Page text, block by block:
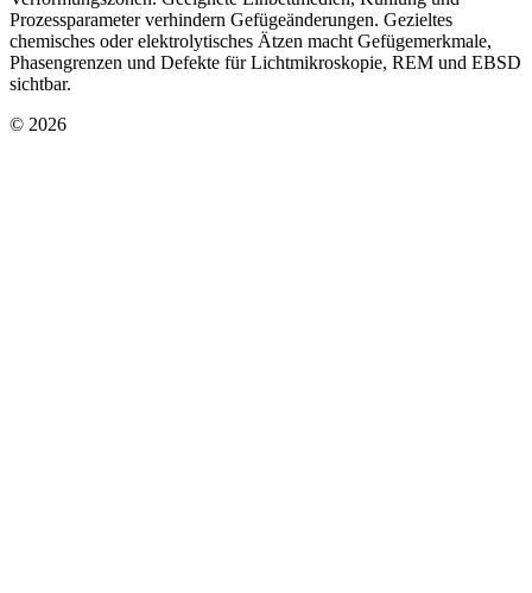
Prozessparameter verhindern Gefügeänderungen. Gezieltes
chemisches oder elektrolytisches Ätzen macht Gefügemerkmale,
Phasengrenzen und Defekte für Lichtmikroskopie, REM und EBSD
sichtbar.
© 2026